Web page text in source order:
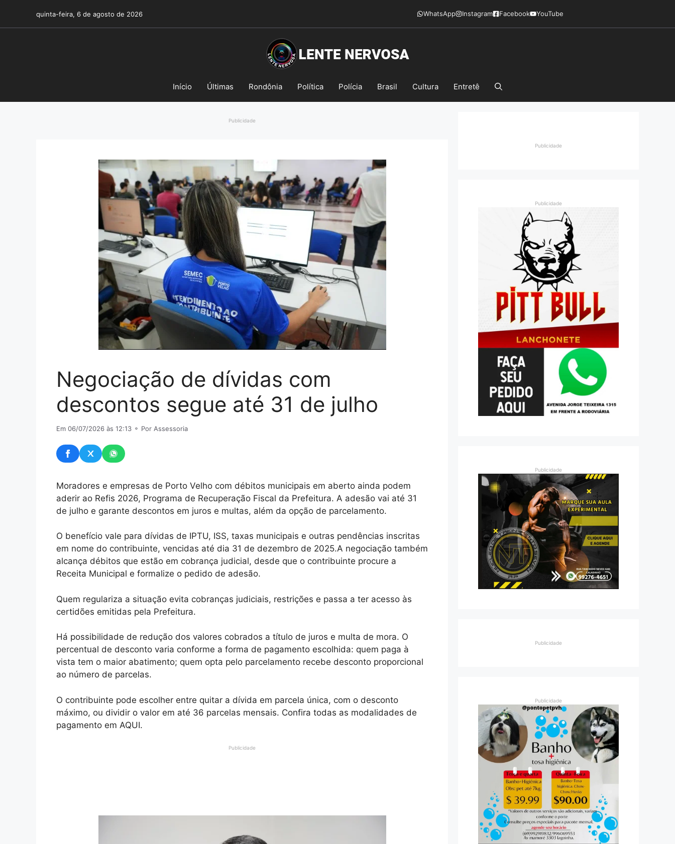
o
quinta-feira, 6 de agosto de 2026 WhatsApp Instagram Facebook YouTube
Início Últimas Rondônia Política Polícia Brasil Cultura Entretê
Publicidade
Negociação de dívidas com
descontos segue até 31 de julho
Em 06/07/2026 às 12:13 ⚬ Por Assessoria
Moradores e empresas de Porto Velho com débitos municipais em aberto ainda podem
aderir ao Refis 2026, Programa de Recuperação Fiscal da Prefeitura. A adesão vai até 31
de julho e garante descontos em juros e multas, além da opção de parcelamento.
O benefício vale para dívidas de IPTU, ISS, taxas municipais e outras pendências inscritas
em nome do contribuinte, vencidas até dia 31 de dezembro de 2025.A negociação também
alcança débitos que estão em cobrança judicial, desde que o contribuinte procure a
Receita Municipal e formalize o pedido de adesão.
Quem regulariza a situação evita cobranças judiciais, restrições e passa a ter acesso às
certidões emitidas pela Prefeitura.
Há possibilidade de redução dos valores cobrados a título de juros e multa de mora. O
percentual de desconto varia conforme a forma de pagamento escolhida: quem paga à
vista tem o maior abatimento; quem opta pelo parcelamento recebe desconto proporcional
ao número de parcelas.
O contribuinte pode escolher entre quitar a dívida em parcela única, com o desconto
máximo, ou dividir o valor em até 36 parcelas mensais. Confira todas as modalidades de
pagamento em AQUI.
Publicidade
Publicidade
Publicidade
Publicidade
Publicidade
Publicidade